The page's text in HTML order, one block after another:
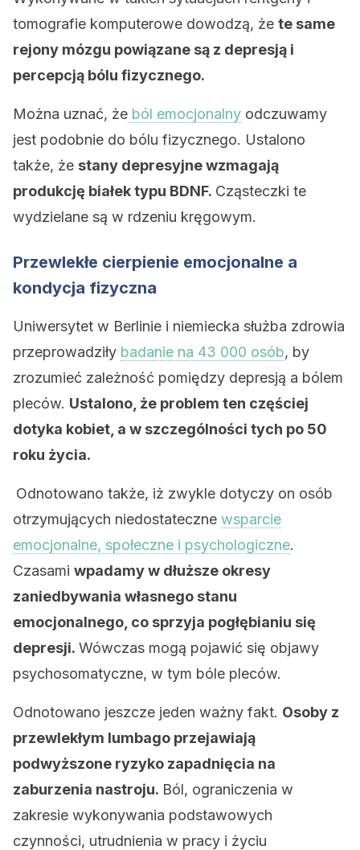
tomografie komputerowe dowodzą, że te same
rejony mózgu powiązane są z depresją i
percepcją bólu fizycznego.
Można uznać, że ból emocjonalny odczuwamy
jest podobnie do bólu fizycznego. Ustalono
także, że stany depresyjne wzmagają
produkcję białek typu BDNF. Cząsteczki te
wydzielane są w rdzeniu kręgowym.
Przewlekłe cierpienie emocjonalne a
kondycja fizyczna
Uniwersytet w Berlinie i niemiecka służba zdrowia
przeprowadziły badanie na 43 000 osób, by
zrozumieć zależność pomiędzy depresją a bólem
pleców. Ustalono, że problem ten częściej
dotyka kobiet, a w szczególności tych po 50
roku życia.
Odnotowano także, iż zwykle dotyczy on osób
otrzymujących niedostateczne wsparcie
emocjonalne, społeczne i psychologiczne.
Czasami wpadamy w dłuższe okresy
zaniedbywania własnego stanu
emocjonalnego, co sprzyja pogłębianiu się
depresji. Wówczas mogą pojawić się objawy
psychosomatyczne, w tym bóle pleców.
Odnotowano jeszcze jeden ważny fakt. Osoby z
przewlekłym lumbago przejawiają
podwyższone ryzyko zapadnięcia na
zaburzenia nastroju. Ból, ograniczenia w
zakresie wykonywania podstawowych
czynności, utrudnienia w pracy i życiu